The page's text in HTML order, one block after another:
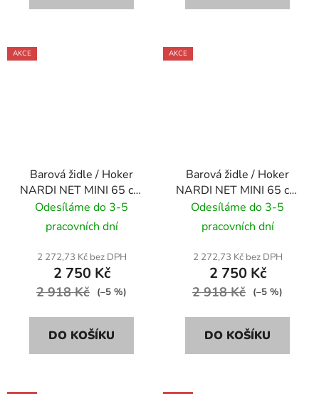
AKCE
Barová židle / Hoker
NARDI NET MINI 65 cm
- salice/ modrozelená
Odesíláme do 3-5
pracovních dní
2 272,73 Kč bez DPH
2 750 Kč
2 918 Kč (–5 %)
DO KOŠÍKU
AKCE
Barová židle / Hoker
NARDI NET MINI 65 cm
- tortora/ šedo hnědá
Odesíláme do 3-5
pracovních dní
2 272,73 Kč bez DPH
2 750 Kč
2 918 Kč (–5 %)
DO KOŠÍKU